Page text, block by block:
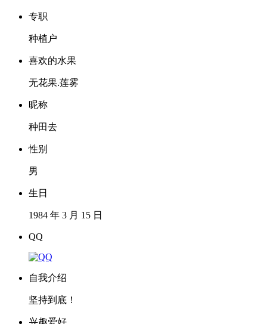
专职
种植户
喜欢的水果
无花果.莲雾
昵称
种田去
性别
男
生日
1984 年 3 月 15 日
QQ
自我介绍
坚持到底！
兴趣爱好